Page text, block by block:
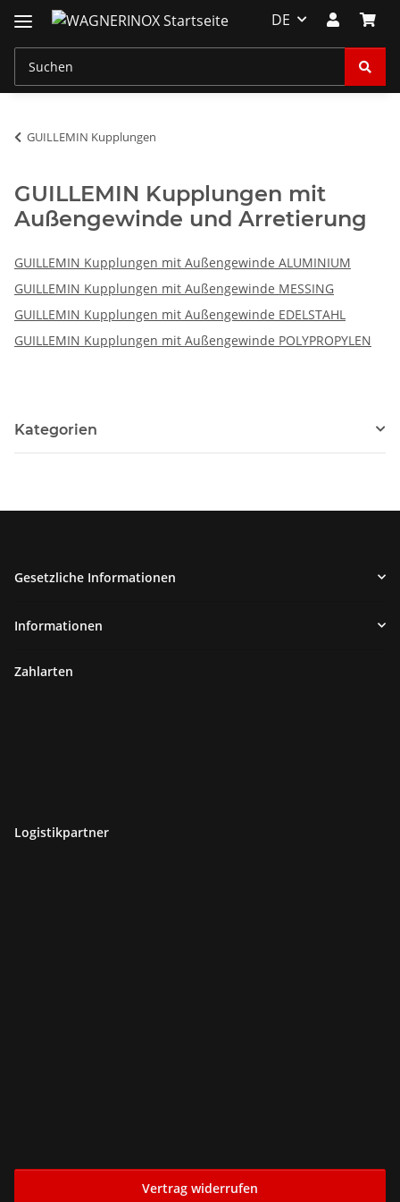
DE
GUILLEMIN Kupplungen
GUILLEMIN Kupplungen mit
Außengewinde und Arretierung
GUILLEMIN Kupplungen mit Außengewinde ALUMINIUM
GUILLEMIN Kupplungen mit Außengewinde MESSING
GUILLEMIN Kupplungen mit Außengewinde EDELSTAHL
GUILLEMIN Kupplungen mit Außengewinde POLYPROPYLEN
Kategorien
Gesetzliche Informationen
Informationen
Zahlarten
Logistikpartner
Vertrag widerrufen